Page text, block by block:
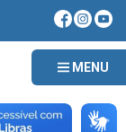
MENU